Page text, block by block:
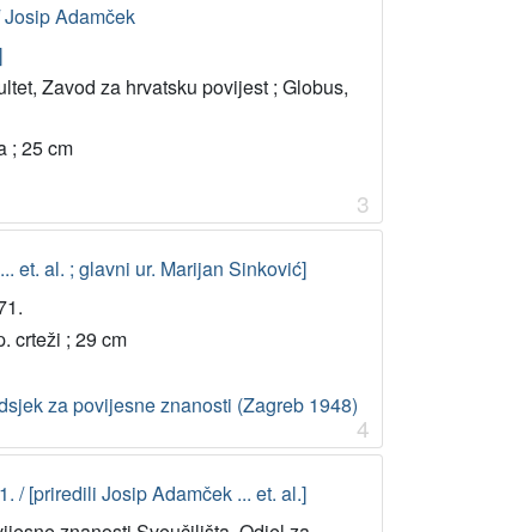
Adamček
Zavod za hrvatsku povijest ; Globus,
; 25 cm
3
et. al. ; glavni ur. Marijan Sinković]
crteži ; 29 cm
za povijesne znanosti (Zagreb 1948)
4
/ [priredili Josip Adamček ... et. al.]